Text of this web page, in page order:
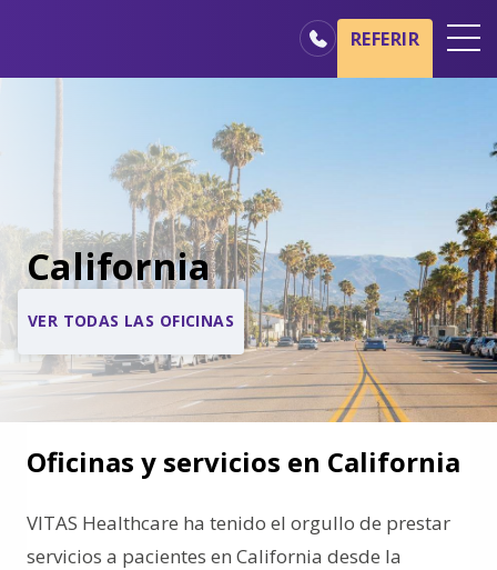
Básicos del cuidado de hospicio
Nuestros servicios
Profesionales médicos
Familiares y cuidadores
REFERIR
California
VER TODAS LAS OFICINAS
Oficinas y servicios en California
VITAS Healthcare ha tenido el orgullo de prestar
servicios a pacientes en California desde la